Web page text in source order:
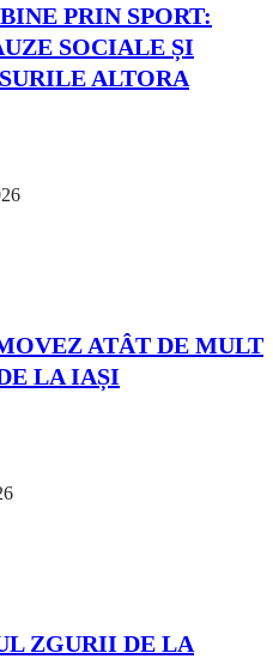
PRIN SPORT:
SOCIALE ȘI
ALTORA
ATÂT DE MULT
LA IAȘI
ZGURII DE LA